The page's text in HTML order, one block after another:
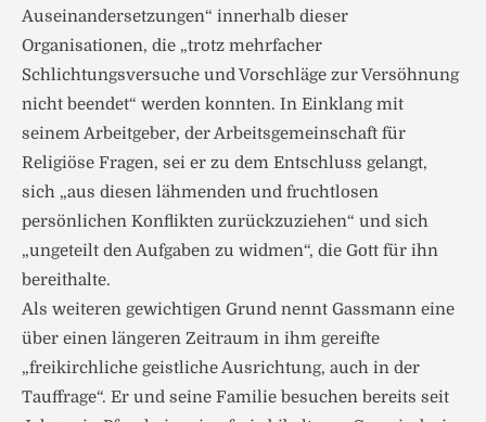
Auseinandersetzungen“ innerhalb dieser
Organisationen, die „trotz mehrfacher
Schlichtungsversuche und Vorschläge zur Versöhnung
nicht beendet“ werden konnten. In Einklang mit
seinem Arbeitgeber, der Arbeitsgemeinschaft für
Religiöse Fragen, sei er zu dem Entschluss gelangt,
sich „aus diesen lähmenden und fruchtlosen
persönlichen Konflikten zurückzuziehen“ und sich
„ungeteilt den Aufgaben zu widmen“, die Gott für ihn
bereithalte.
Als weiteren gewichtigen Grund nennt Gassmann eine
über einen längeren Zeitraum in ihm gereifte
„freikirchliche geistliche Ausrichtung, auch in der
Tauffrage“. Er und seine Familie besuchen bereits seit